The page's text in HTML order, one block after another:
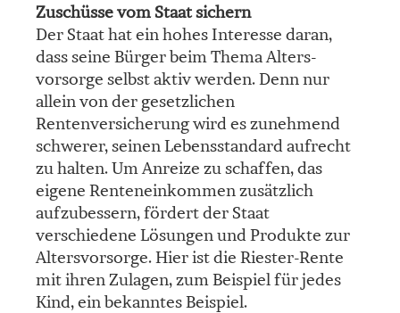
Zuschüsse vom Staat sichern
Der Staat hat ein hohes Interesse daran,
dass seine Bürger beim Thema Alters­
vorsorge selbst aktiv werden. Denn nur
allein von der gesetzlichen
Rentenversicherung wird es zunehmend
schwerer, seinen Lebensstandard aufrecht
zu halten. Um Anreize zu schaffen, das
eigene Renteneinkommen zusätzlich
aufzubessern, fördert der Staat
verschiedene Lösungen und Produkte zur
Alters­vorsorge. Hier ist die Riester-Rente
mit ihren Zulagen, zum Beispiel für jedes
Kind, ein bekanntes Beispiel.